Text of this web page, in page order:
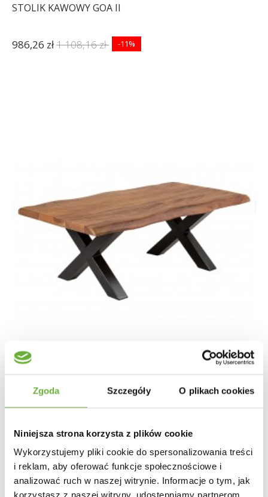
Zgoda Szczegóły O plikach cookies
Niniejsza strona korzysta z plików cookie
Wykorzystujemy pliki cookie do spersonalizowania treści
i reklam, aby oferować funkcje społecznościowe i
analizować ruch w naszej witrynie. Informacje o tym, jak
korzystasz z naszej witryny, udostępniamy partnerom
STOLIK KAWOWY GOA II
986,26 zł1 108,16 zł -11%
STOLIK KAWOWY MAMMUT X AKACJA
1 087,56 zł 1 221,98 zł